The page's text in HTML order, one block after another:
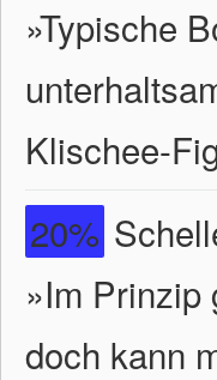
»Typische
Klischee-
20%
»Im Prinzip
doch kann